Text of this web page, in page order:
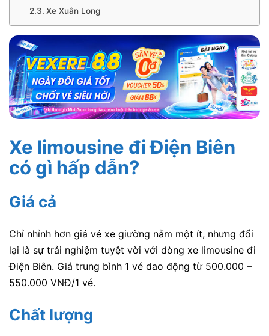
Xe Xuân Long
Xe limousine đi Điện Biên
có gì hấp dẫn?
Giá cả
Chỉ nhỉnh hơn giá vé xe giường nằm một ít, nhưng đổi
lại là sự trải nghiệm tuyệt vời với dòng xe limousine đi
Điện Biên. Giá trung bình 1 vé dao động từ 500.000 –
550.000 VNĐ/1 vé.
Chất lượng